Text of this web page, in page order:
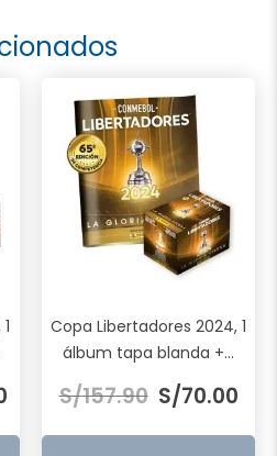
precio
actual
Copa Libertadores 2024, 1
álbum tapa blanda +...
S/157.90 precio
original
S/70.00